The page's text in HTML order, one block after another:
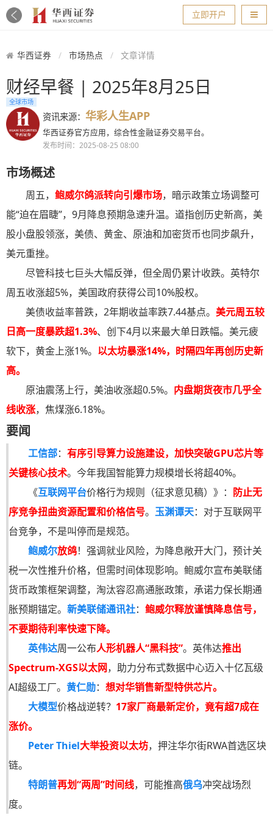
导航
立即开户
华西证券 市场热点 文章详情
财经早餐 | 2025年8月25日
全球市场
资讯来源： 华彩人生APP
华西证券官方应用，综合性金融证券交易平台。
发布时间：2025-08-25 08:00
市场概述
周五， 鲍威尔鸽派转向引爆市场，暗示政策立场调整可
能“迫在眉睫”，9月降息预期急速升温。道指创历史新高，美
股小盘股领涨，美债、黄金、原油和加密货币也同步飙升，
美元重挫。
尽管科技七巨头大幅反弹，但全周仍累计收跌。英特尔
周五收涨超5%，美国政府获得公司10%股权。
美债收益率普跌，2年期收益率跌7.44基点。 美元周五较
日高一度暴跌超1.3%、创下4月以来最大单日跌幅。美元疲
软下，黄金上涨1%。 以太坊暴涨14%，时隔四年再创历史新
高。
原油震荡上行，美油收涨超0.5%。 内盘期货夜市几乎全
线收涨，焦煤涨6.18%。
要闻
工信部： 有序引导算力设施建设，加快突破GPU芯片等
关键核心技术。今年我国智能算力规模增长将超40%。
《互联网平台价格行为规则（征求意见稿）》： 防止无
序竞争扭曲资源配置和价格信号。 玉渊谭天：对于互联网平
台竞争，不是叫停而是规范。
鲍威尔放鸽！强调就业风险，为降息敞开大门，预计关
税一次性推升价格，但需时间体现影响。鲍威尔宣布美联储
货币政策框架调整，淘汰容忍高通胀政策，承诺力保长期通
胀预期锚定。 新美联储通讯社： 鲍威尔释放谨慎降息信号，
不要期待利率快速下降。
英伟达周一公布人形机器人“黑科技”。英伟达推出
Spectrum-XGS以太网，助力分布式数据中心迈入十亿瓦级
AI超级工厂。 黄仁勋： 想对华销售新型特供芯片。
大模型价格战逆转？ 17家厂商最新定价，竟有超7成在
涨价。
Peter Thiel大举投资以太坊，押注华尔街RWA首选区块
链。
特朗普再划“两周”时间线，可能推高俄乌冲突战场烈
度。